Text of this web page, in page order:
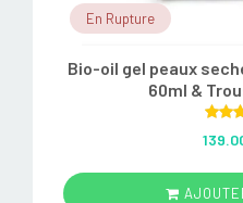
En Rupture
Bio-oil gel peaux
60ml &
out